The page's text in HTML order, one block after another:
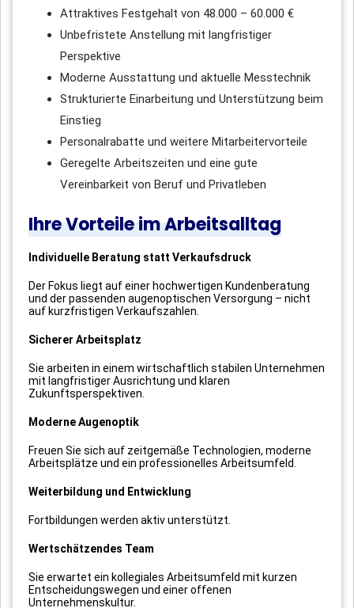
Attraktives Festgehalt von 48.000 – 60.000 €
Unbefristete Anstellung mit langfristiger
Perspektive
Moderne Ausstattung und aktuelle Messtechnik
Strukturierte Einarbeitung und Unterstützung beim
Einstieg
Personalrabatte und weitere Mitarbeitervorteile
Geregelte Arbeitszeiten und eine gute
Vereinbarkeit von Beruf und Privatleben
Ihre Vorteile im Arbeitsalltag
Individuelle Beratung statt Verkaufsdruck
Der Fokus liegt auf einer hochwertigen Kundenberatung
und der passenden augenoptischen Versorgung – nicht
auf kurzfristigen Verkaufszahlen.
Sicherer Arbeitsplatz
Sie arbeiten in einem wirtschaftlich stabilen Unternehmen
mit langfristiger Ausrichtung und klaren
Zukunftsperspektiven.
Moderne Augenoptik
Freuen Sie sich auf zeitgemäße Technologien, moderne
Arbeitsplätze und ein professionelles Arbeitsumfeld.
Weiterbildung und Entwicklung
Fortbildungen werden aktiv unterstützt.
Wertschätzendes Team
Sie erwartet ein kollegiales Arbeitsumfeld mit kurzen
Entscheidungswegen und einer offenen
Unternehmenskultur.